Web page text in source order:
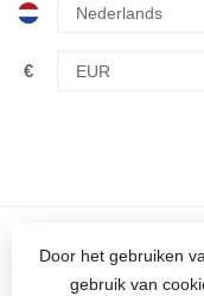
€
Door het gebruiken
gebruik van